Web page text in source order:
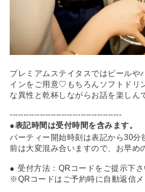
プレミアムステイタスではビールや
インをご用意♡もちろんソフトドリ
な異性と乾杯しながらお話を楽しん
-----------------------------------------
●表記時間は受付時間を含みます。
パーティー開始時刻は表記から30分
前は大変混み合いますので、お早め
● 受付方法：QRコードをご提示下さ
※QRコードはご予約時に自動返信メ